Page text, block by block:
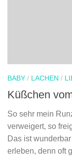
BABY / LACHEN /
Küßchen
So sehr mein
verweigert, so
Das ist
erleben, denn oft